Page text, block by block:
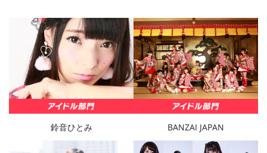
鈴音ひとみ BANZAI JAPAN